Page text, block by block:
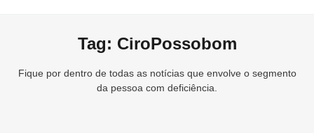
Tag: CiroPossobom
Fique por dentro de todas as notícias que envolve o segmento
da pessoa com deficiência.